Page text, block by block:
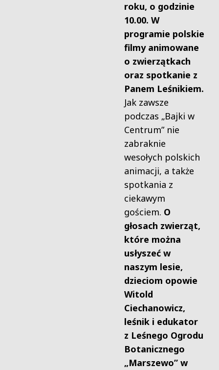
roku, o godzinie
10.00. W
programie polskie
filmy animowane
o zwierzątkach
oraz spotkanie z
Panem Leśnikiem.
Jak zawsze
podczas „Bajki w
Centrum” nie
zabraknie
wesołych polskich
animacji, a także
spotkania z
ciekawym
gościem. O
głosach zwierząt,
które można
usłyszeć w
naszym lesie,
dzieciom opowie
Witold
Ciechanowicz,
leśnik i edukator
z Leśnego Ogrodu
Botanicznego
„Marszewo” w